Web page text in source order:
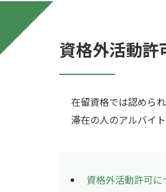
資格外活動許
在留資格では認めら
滞在の人のアルバイト
資格外活動許可に